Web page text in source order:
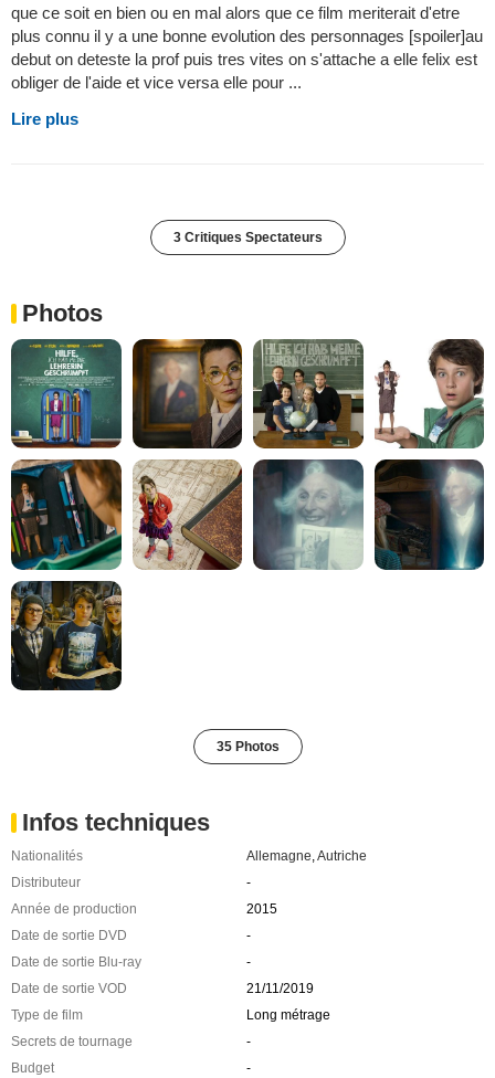
que ce soit en bien ou en mal alors que ce film meriterait d'etre
plus connu il y a une bonne evolution des personnages [spoiler]au
debut on deteste la prof puis tres vites on s'attache a elle felix est
obliger de l'aide et vice versa elle pour ...
Lire plus
3 Critiques Spectateurs
Photos
35 Photos
Infos techniques
Nationalités Allemagne,Autriche
Distributeur
-
Année de production
2015
Date de sortie DVD
-
Date de sortie Blu-ray
-
Date de sortie VOD
21/11/2019
Type de film
Long métrage
Secrets de tournage
-
Budget
-